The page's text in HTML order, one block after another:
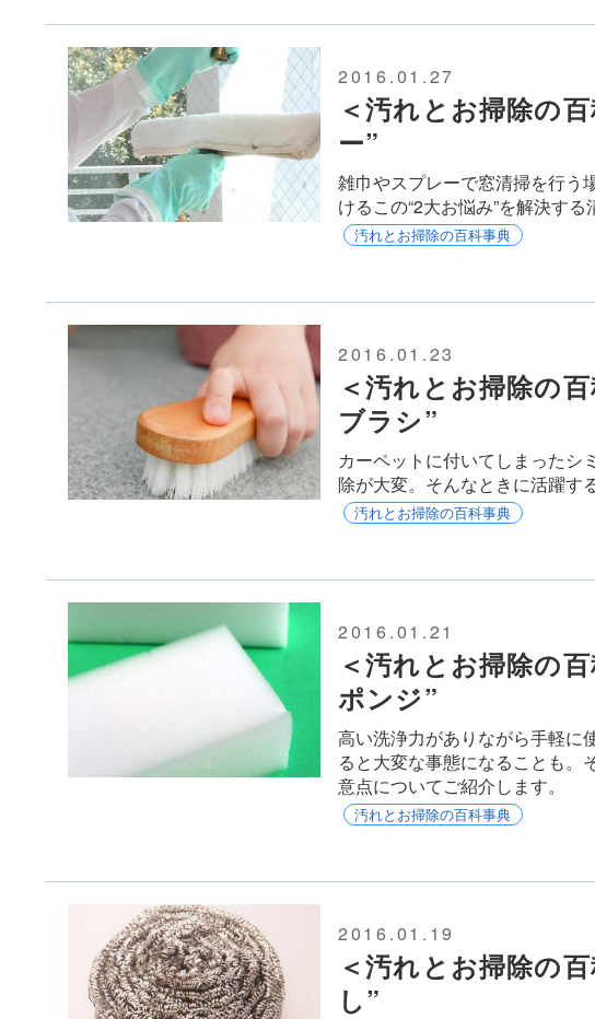
2016.01.27
＜汚れとお掃除の
ー”
雑巾やスプレーで窓清掃を行う
けるこの“2大お悩み”を解決す
汚れとお掃除の百科事典
2016.01.23
＜汚れとお掃除の
ブラシ”
カーペットに付いてしまったシ
除が大変。そんなときに活躍す
汚れとお掃除の百科事典
2016.01.21
＜汚れとお掃除の
ポンジ”
高い洗浄力がありながら手軽に
ると大変な事態になることも。
意点についてご紹介します。
汚れとお掃除の百科事典
2016.01.19
＜汚れとお掃除の
し”